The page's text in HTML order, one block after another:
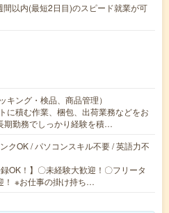
以内(最短2日目)のスピード就業が可
キング・検品、商品管理）
に積む作業、梱包、出荷業務などをお
期勤務でしっかり経験を積…
クOK / パソコンスキル不要 / 英語力不
OK！】〇未経験大歓迎！〇フリータ
※お仕事の掛け持ち…